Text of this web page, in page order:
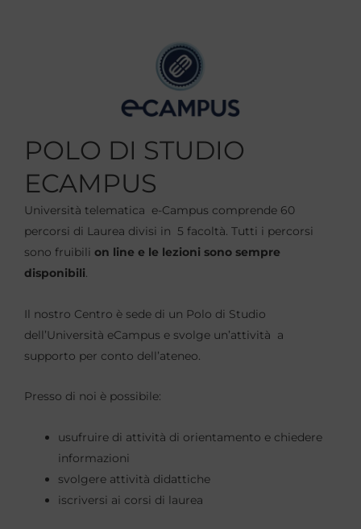
POLO DI STUDIO
ECAMPUS
Università telematica e-Campus comprende 60
percorsi di Laurea divisi in 5 facoltà. Tutti i percorsi
sono fruibili on line e le lezioni sono sempre
disponibili.
Il nostro Centro è sede di un Polo di Studio
dell’Università eCampus e svolge un’attività a
supporto per conto dell’ateneo.
Presso di noi è possibile:
usufruire di attività di orientamento e chiedere
informazioni
svolgere attività didattiche
iscriversi ai corsi di laurea